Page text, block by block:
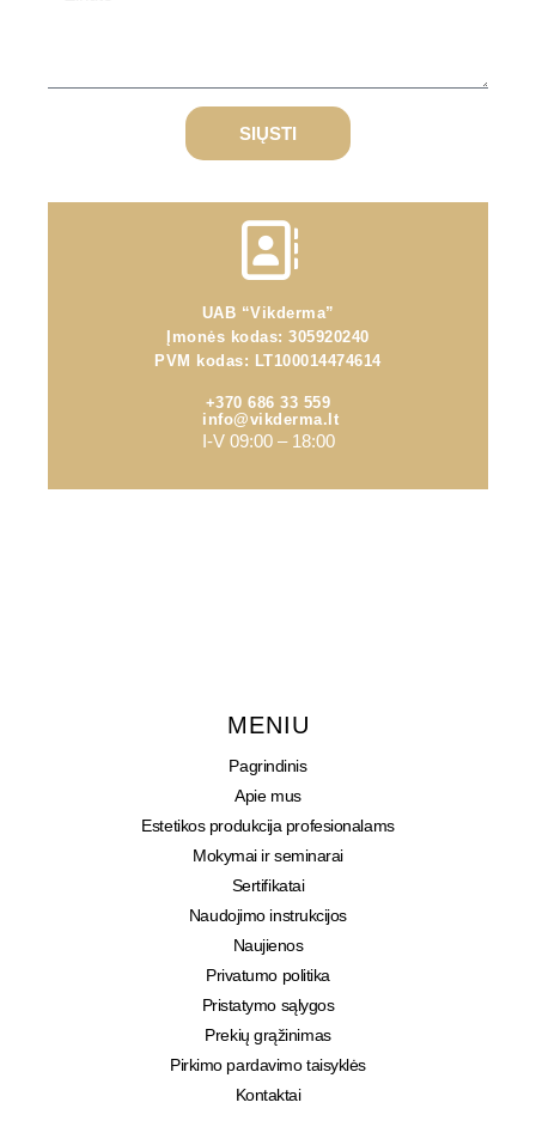
SIŲSTI
UAB “Vikderma”
Įmonės kodas: 305920240
PVM kodas: LT100014474614
+370 686 33 559
info@vikderma.lt
I-V 09:00 – 18:00
MENIU
Pagrindinis
Apie mus
Estetikos produkcija profesionalams
Mokymai ir seminarai
Sertifikatai
Naudojimo instrukcijos
Naujienos
Privatumo politika
Pristatymo sąlygos
Prekių grąžinimas
Pirkimo pardavimo taisyklės
Kontaktai